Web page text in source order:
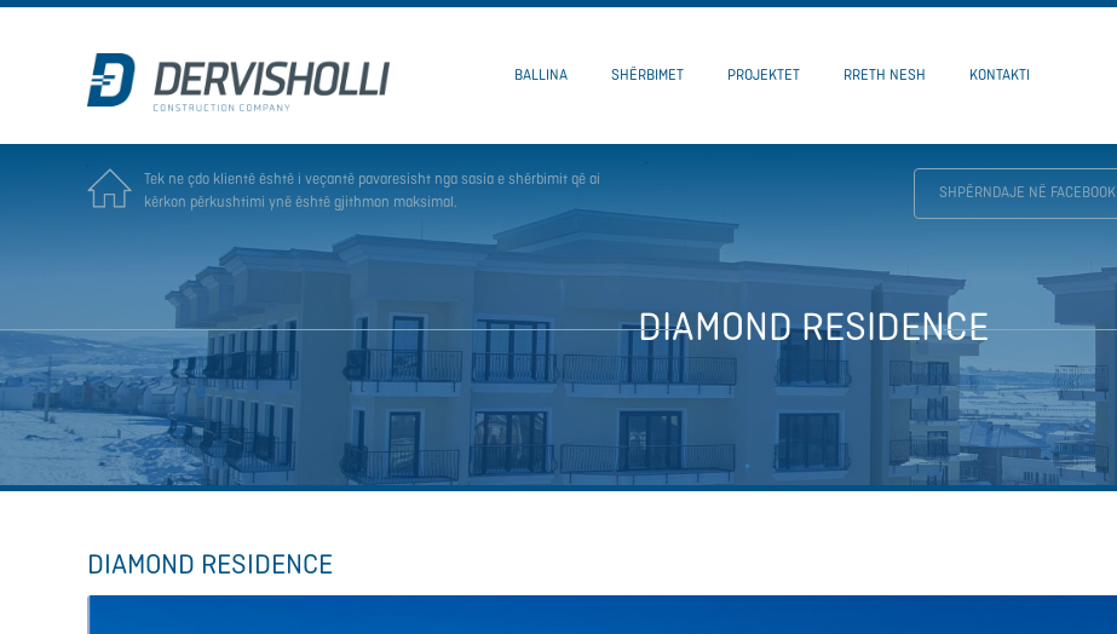
BALLINA SHËRBIMET PROJEKTET RRETH NESH KONTAKTI
Tek ne çdo klientë është i veçantë pavaresisht nga sasia e shërbimit që ai
kërkon përkushtimi ynë është gjithmon maksimal.
SHPËRNDAJE NË FACEBOOK
DIAMOND RESIDENCE
DIAMOND RESIDENCE